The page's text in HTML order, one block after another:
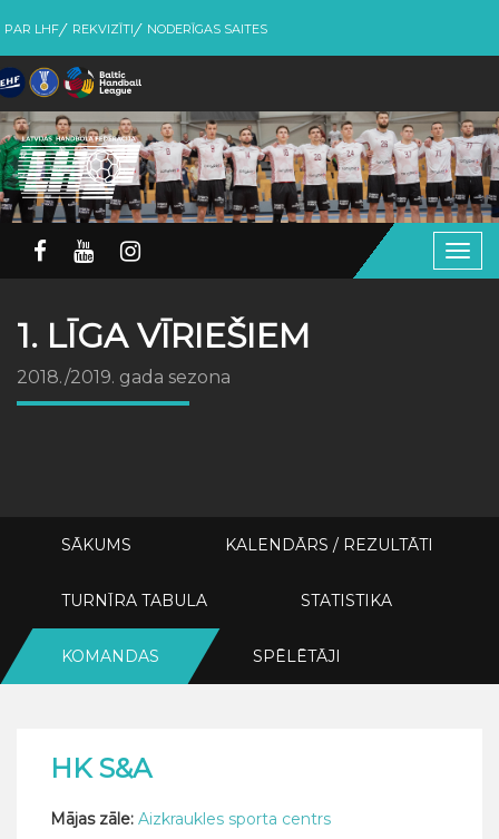
PAR LHF REKVIZĪTI NODERĪGAS SAITES
1. LĪGA VĪRIEŠIEM
2018./2019. gada sezona
SĀKUMS KALENDĀRS / REZULTĀTI
TURNĪRA TABULA STATISTIKA
KOMANDAS SPĒLĒTĀJI
HK S&A
Mājas zāle: Aizkraukles sporta centrs